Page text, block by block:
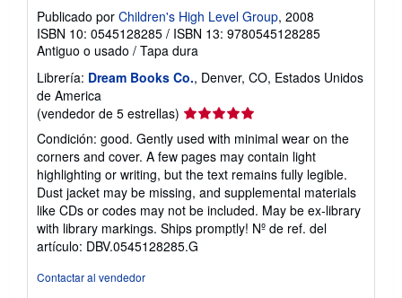
Publicado por Children's High Level Group, 2008
ISBN 10: 0545128285 / ISBN 13: 9780545128285
Antiguo o usado / Tapa dura
Librería: Dream Books Co., Denver, CO, Estados Unidos
de America
(vendedor de 5 estrellas) Calificación
vendedor:
5
de
5
estrellas
Condición: good. Gently used with minimal wear on the
corners and cover. A few pages may contain light
highlighting or writing, but the text remains fully legible.
Dust jacket may be missing, and supplemental materials
like CDs or codes may not be included. May be ex-library
with library markings. Ships promptly! Nº de ref. del
artículo: DBV.0545128285.G
Contactar al vendedor